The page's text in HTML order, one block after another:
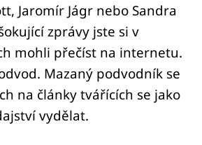
Jaromír Jágr nebo Sandra
zprávy jste si v
mohli přečíst na internetu.
Mazaný podvodník se
na články tvářících se jako
vydělat.